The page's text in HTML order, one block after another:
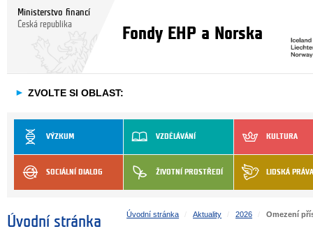
Ministerstvo financí
Česká republika
Fondy EHP a Norska
► ZVOLTE SI OBLAST:
VÝZKUM VZDĚLÁVÁNÍ KULTURA
SOCIÁLNÍ DIALOG ŽIVOTNÍ PROSTŘEDÍ LIDSKÁ PRÁVA
Úvodní stránka
Úvodní stránka Aktuality 2026 Omezení